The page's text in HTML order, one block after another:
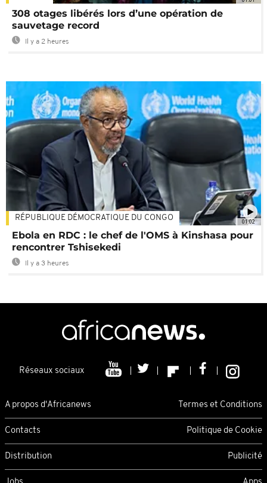
308 otages libérés lors d’une opération de
sauvetage record
Il y a 2 heures
01:02
RÉPUBLIQUE DÉMOCRATIQUE DU CONGO
Ebola en RDC : le chef de l'OMS à Kinshasa pour
rencontrer Tshisekedi
Il y a 3 heures
Réseaux sociaux
A propos d'Africanews Termes et Conditions
Contacts Politique de Cookie
Distribution Publicité